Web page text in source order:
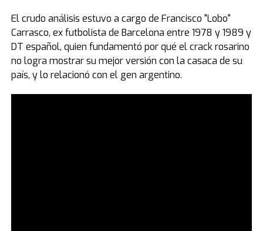
El crudo análisis estuvo a cargo de Francisco "Lobo"
Carrasco, ex futbolista de Barcelona entre 1978 y 1989 y
DT español, quien fundamentó por qué el crack rosarino
no logra mostrar su mejor versión con la casaca de su
país, y lo relacionó con el gen argentino.